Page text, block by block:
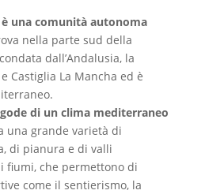
una comunità autonoma
nella parte sud della
dall’Andalusia, la
Castiglia La Mancha ed è
gode di un clima mediterraneo
una grande varietà di
di pianura e di valli
fiumi, che permettono di
come il sentierismo, la